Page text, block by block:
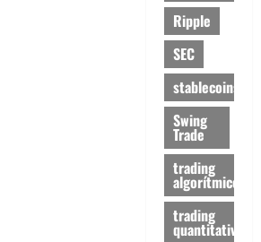
Ripple
SEC
stablecoins
Swing
Trade
trading
algorítmico
trading
quantitativo